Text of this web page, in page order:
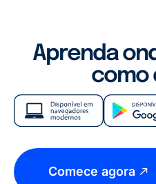
Aprenda
como
Comece agora